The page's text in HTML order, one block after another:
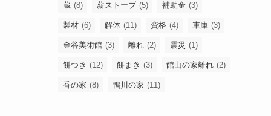
蔵 (8) 薪ストーブ (5) 補助金 (3)
製材 (6) 解体 (11) 資格 (4) 車庫 (3)
金谷美術館 (3) 離れ (2) 震災 (1)
餅つき (12) 餅まき (3) 館山の家離れ (2)
香の家 (8) 鴨川の家 (11)